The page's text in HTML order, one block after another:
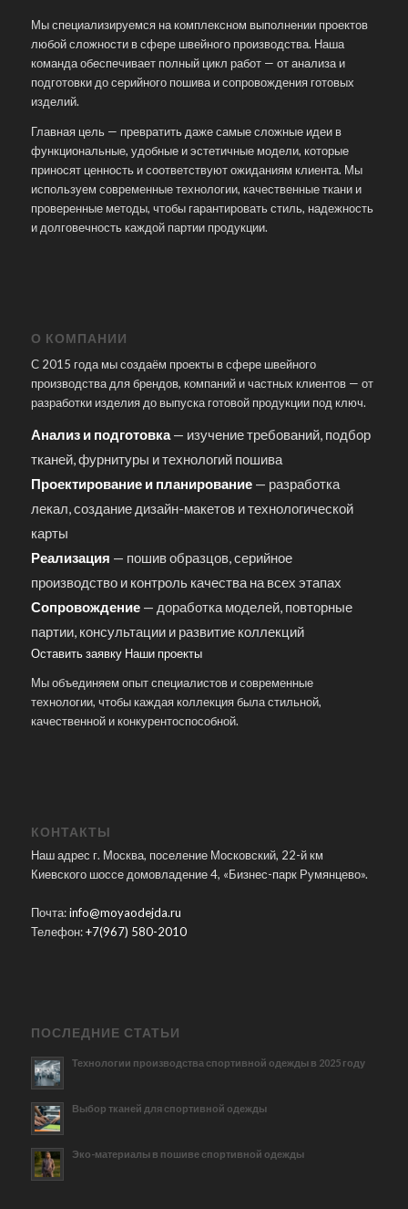
Мы специализируемся на комплексном выполнении проектов
любой сложности в сфере швейного производства. Наша
команда обеспечивает полный цикл работ — от анализа и
подготовки до серийного пошива и сопровождения готовых
изделий.
Главная цель — превратить даже самые сложные идеи в
функциональные, удобные и эстетичные модели, которые
приносят ценность и соответствуют ожиданиям клиента. Мы
используем современные технологии, качественные ткани и
проверенные методы, чтобы гарантировать стиль, надежность
и долговечность каждой партии продукции.
О КОМПАНИИ
С 2015 года мы создаём проекты в сфере швейного
производства для брендов, компаний и частных клиентов — от
разработки изделия до выпуска готовой продукции под ключ.
Анализ и подготовка— изучение требований, подбор
тканей, фурнитуры и технологий пошива
Проектирование и планирование— разработка
лекал, создание дизайн-макетов и технологической
карты
Реализация — пошив образцов, серийное
производство и контроль качества на всех этапах
Сопровождение— доработка моделей, повторные
партии, консультации и развитие коллекций
Оставить заявку Наши проекты
Мы объединяем опыт специалистов и современные
технологии, чтобы каждая коллекция была стильной,
качественной и конкурентоспособной.
КОНТАКТЫ
Наш адрес г. Москва, поселение Московский, 22-й км
Киевского шоссе домовладение 4, «Бизнес-парк Румянцево».
Почта:info@moyaodejda.ru
Телефон:+7(967) 580-2010
ПОСЛЕДНИЕ СТАТЬИ
Технологии производства спортивной одежды в 2025 году
Выбор тканей для спортивной одежды
Эко-материалы в пошиве спортивной одежды